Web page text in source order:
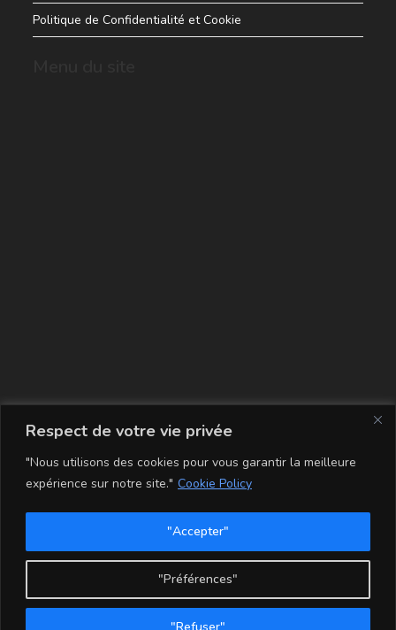
Respect de votre vie privée
"Nous utilisons des cookies pour vous garantir la meilleure
expérience sur notre site." Cookie Policy
"Préférences"
"Refuser"
"Accepter"
Politique de Confidentialité et Cookie
La carte
Conditions Générales de Vente Mentions légales
Mon compte
Politique de Confidentialité et Cookie
Copyright - WordPress Theme by OceanWP